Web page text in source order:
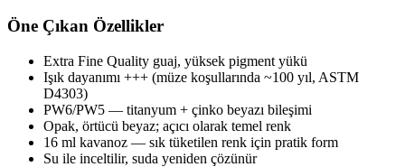
Öne Çıkan Özellikler
Extra Fine Quality guaj, yüksek pigment yükü
Işık dayanımı +++ (müze koşullarında ~100 yıl, ASTM
D4303)
PW6/PW5 — titanyum + çinko beyazı bileşimi
Opak, örtücü beyaz; açıcı olarak temel renk
16 ml kavanoz — sık tüketilen renk için pratik form
Su ile inceltilir, suda yeniden çözünür